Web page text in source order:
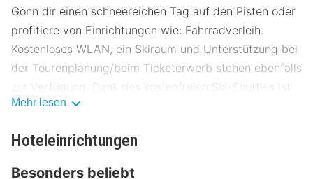
Gönn dir einen schneereichen Tag auf den Pisten oder
profitiere von Einrichtungen wie: Fahrradverleih.
Kostenloses WLAN, ein Skiraum und Unterstützung bei
der Tourenplanung/beim Ticketerwerb stehen ebenfalls
zur Verfügung. Dank des kostenfreien Ski-Shuttles ist
es kein Problem die Pisten zu erreichen.
Lass deinen Tag bei einem Drink an der Bar/Lounge
ausklingen. Ein inbegriffenes Frühstücksbuffet wird
täglich von 07:30 Uhr bis 10:00 Uhr angeboten.
Mehr lesen
Hoteleinrichtungen
Besonders beliebt